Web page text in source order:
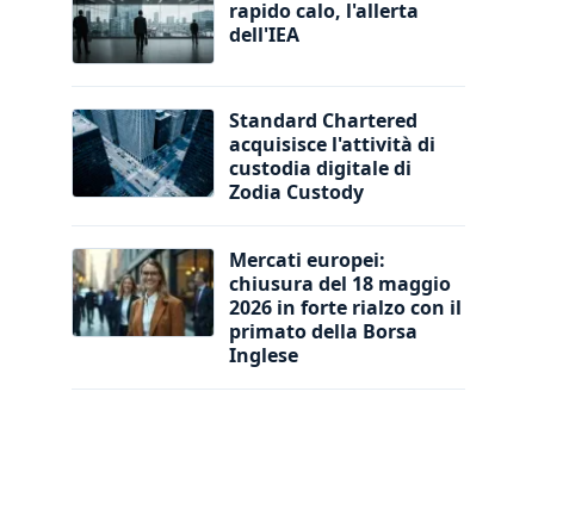
rapido calo, l'allerta
dell'IEA
Standard Chartered
acquisisce l'attività di
custodia digitale di
Zodia Custody
Mercati europei:
chiusura del 18 maggio
2026 in forte rialzo con il
primato della Borsa
Inglese